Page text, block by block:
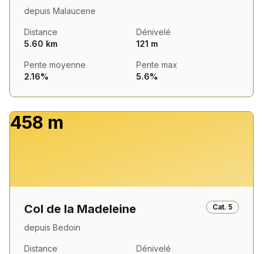
depuis Malaucene
Distance
5.60 km
Dénivelé
121 m
Pente moyenne
2.16%
Pente max
5.6%
458 m
Col de la Madeleine Cat. 5
depuis Bedoin
Distance
Dénivelé